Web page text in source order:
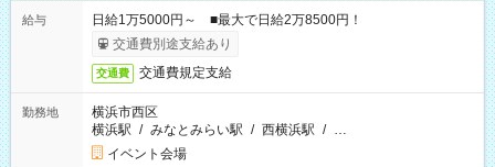
給与
日給1万5000円～ ■最大で日給2万8500円！
交通費別途支給あり
交通費 交通費規定支給
勤務地
横浜市西区
横浜駅 / みなとみらい駅 / 西横浜駅 / …
イベント会場